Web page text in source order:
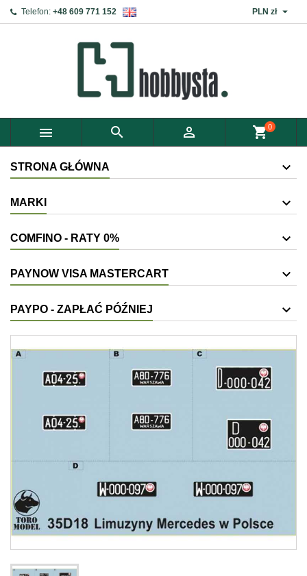
Telefon: +48 609 771 152 PLN zł 
   shopping_cart0
STRONA GŁÓWNA
MARKI
COMFINO - RATY 0%
PAYNOW VISA MASTERCART
PAYPO - ZAPŁAĆ PÓŹNIEJ